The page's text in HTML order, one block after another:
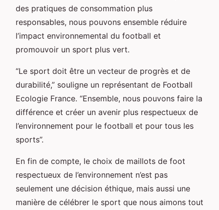
des pratiques de consommation plus
responsables, nous pouvons ensemble réduire
l’impact environnemental du football et
promouvoir un sport plus vert.
“Le sport doit être un vecteur de progrès et de
durabilité,” souligne un représentant de Football
Ecologie France. “Ensemble, nous pouvons faire la
différence et créer un avenir plus respectueux de
l’environnement pour le football et pour tous les
sports”.
En fin de compte, le choix de maillots de foot
respectueux de l’environnement n’est pas
seulement une décision éthique, mais aussi une
manière de célébrer le sport que nous aimons tout